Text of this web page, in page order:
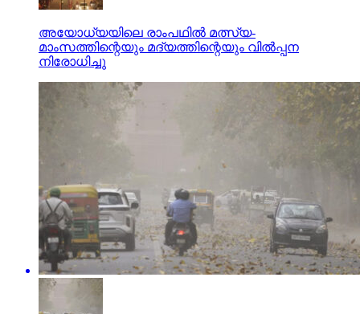
അയോധ്യയിലെ രാംപഥില്‍ മത്സ്യ-
മാംസത്തിന്റെയും മദ്യത്തിന്റെയും വില്‍പ്പന
നിരോധിച്ചു